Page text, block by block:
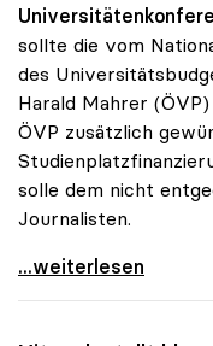
sollte die vom
des
Harald Mahrer
ÖVP zusätzlich
solle dem nicht
Journalisten.
Erhöhung des Uni-
...weiterlesen